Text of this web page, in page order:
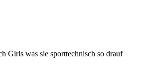
Girls was sie sporttechnisch so drauf